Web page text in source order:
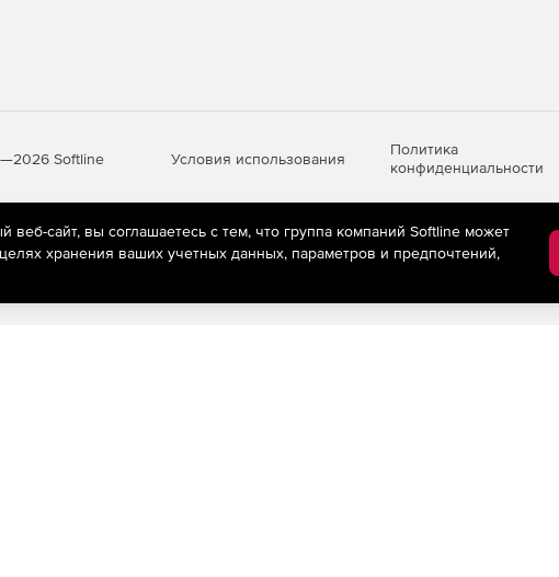
Softline Условия использования
Политика
конфиденциальности
рекомендательные технологии
(информационные технологии
пользователей сети «Интернет», находящихся на территории
веб-сайт, вы соглашаетесь с тем, что группа компаний Softline может
хранения ваших учетных данных, параметров и предпочтений,